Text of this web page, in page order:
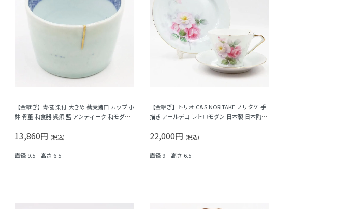
【金継ぎ】青磁 染付 大きめ 蕎麦猪口 カップ 小
鉢 骨董 和食器 呉須 藍 アンティーク 和モダン
13,860円 (税込)
直径 9.5 高さ 6.5
【金継ぎ】トリオ C&S NORITAKE ノリタケ 手
描き アールデコ レトロモダン 日本製 日本陶器
22,000円 (税込)
直径 9 高さ 6.5